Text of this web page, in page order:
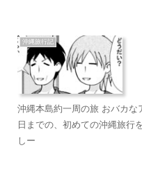
沖縄旅行記
沖縄本島約一周の旅 おバカな
日までの、初めての沖縄旅行
しー